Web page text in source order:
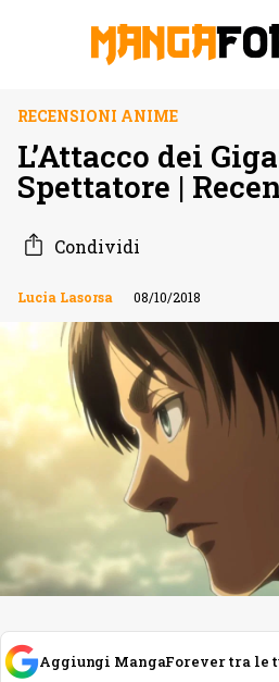
RECENSIONI ANIME
L’Attacco dei
Spettatore |
Condividi
Lucia Lasorsa 08/10/2018
Aggiungi MangaForever tra le